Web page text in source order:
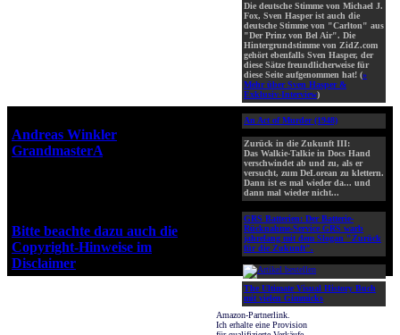
Die deutsche Stimme von Michael J.
Fox, Sven Hasper ist auch die
deutsche Stimme von "Carlton" aus
"Der Prinz von Bel Air". Die
Hintergrundstimme von ZidZ.com
gehört ebenfalls Sven Hasper, der
diese Sätze freundlicherweise für
diese Seite aufgenommen hat! (»
Mehr über Sven Hasper &
Exklusiv-Interview)
An Act of Murder (1948)
Zurück in die Zukunft III:
Das Walkie-Talkie in Docs Hand
verschwindet ab und zu, als er
versucht, zum DeLorean zu klettern.
Dann ist es mal wieder da... und
dann mal wieder nicht...
GRS Batterien: Der Batterie-
Rücknahme-Service GRS warb
jahrelang mit dem Slogan "Zurück
für die Zukunft".
The Ultimate Visual History Buch
mit vielen Gimmicks
Amazon-Partnerlink.
Ich erhalte eine Provision
Andreas Winkler
GrandmasterA
Bitte beachte dazu auch die
Copyright-Hinweise im
Disclaimer